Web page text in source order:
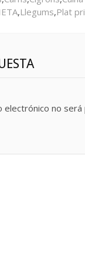
,Llegums,Plat
no será